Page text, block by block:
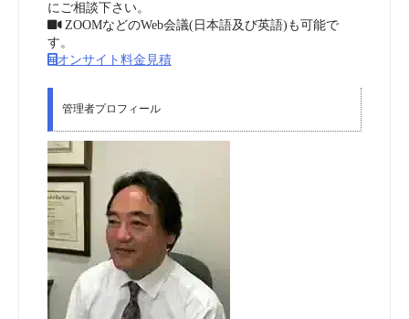
にご相談下さい。
ZOOMなどのWeb会議(日本語及び英語)も可能で
す。
オンサイト料金見積
管理者プロフィール